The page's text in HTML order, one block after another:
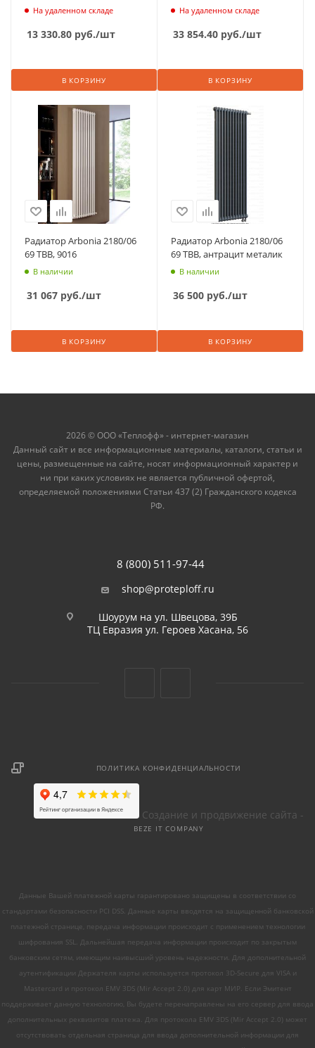
На удаленном складе
13 330.80 руб./шт
В КОРЗИНУ
На удаленном складе
33 854.40 руб./шт
В КОРЗИНУ
Радиатор Arbonia 2180/06
69 ТВВ, 9016
В наличии
31 067 руб./шт
В КОРЗИНУ
Радиатор Arbonia 2180/06
69 ТВВ, антрацит металик
В наличии
36 500 руб./шт
В КОРЗИНУ
2026 © ООО «Теплофф» - интернет-магазин
Данный сайт и все информационные материалы, каталоги, статьи и
цены, размещенные на сайте, носят информационный характер и
ни при каких условиях не является публичной офертой,
определяемой положениями Статьи 437 (2) Гражданского кодекса
РФ.
8 (800) 511-97-44
shop@proteploff.ru
Шоурум на ул. Швецова, 39Б
ТЦ Евразия ул. Героев Хасана, 56
ПОЛИТИКА КОНФИДЕНЦИАЛЬНОСТИ
Создание и продвижение сайта -
BEZE IT COMPANY
Данные Вашей платежной карты гарантировано защищены в соответствии со
стандартами безопасности PCI DSS. Данные карты вводятся на защищенной банковской
платежной странице, передача информации происходит с применением технологии
шифрования SSL. Дальнейшая передача информации происходит по закрытым
банковским сетям, имеющим наивысший уровень надежности. Для дополнительной
аутентификации Держателя карты используется протокол 3D-Secure для VISA и
Mastercard и протокол EMV 3DS (Mir Accept 2.0) для карт МИР. Если Эмитент
поддерживает данную технологию, Вы будете перенаправлены на его сервер для ввода
дополнительных реквизитов платежа. Для протокола EMV 3DS (Mir Accept 2.0) может
отсутствовать отдельная страница для ввода дополнительной информации для